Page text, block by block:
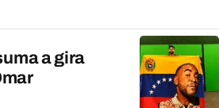
a gira